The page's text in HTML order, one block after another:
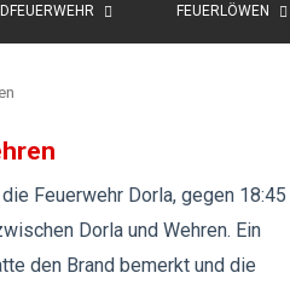
FEUERLÖWEN
Feuerwehr Dorla, gegen 18:45
Dorla und Wehren. Ein
den Brand bemerkt und die